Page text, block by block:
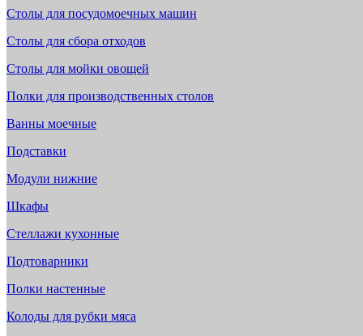
Столы для посудомоечных машин
Столы для сбора отходов
Столы для мойки овощей
Полки для производственных столов
Ванны моечные
Подставки
Модули нижние
Шкафы
Стеллажи кухонные
Подтоварники
Полки настенные
Колоды для рубки мяса